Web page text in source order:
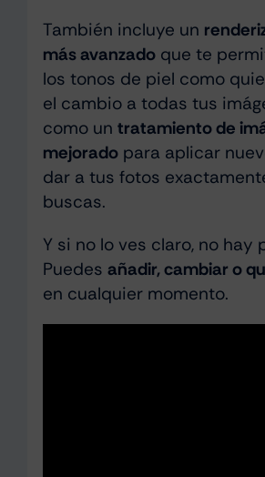
También incluye un
más avanzadoque te
los tonos de piel como
el cambio a todas tus
como un tratamiento de
mejoradopara aplicar
dar a tus fotos
buscas.
Y si no lo ves claro, no hay
Puedes añadir, cambiar o
en cualquier momento.